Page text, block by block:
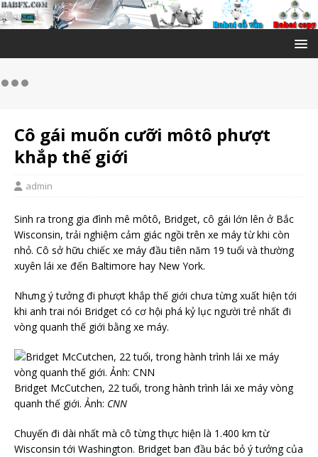
Cô gái muốn cưỡi môtô phượt
khắp thế giới
admin
Sinh ra trong gia đình mê môtô, Bridget, cô gái lớn lên ở Bắc
Wisconsin, trải nghiệm cảm giác ngồi trên xe máy từ khi còn
nhỏ. Cô sở hữu chiếc xe máy đầu tiên năm 19 tuổi và thường
xuyên lái xe đến Baltimore hay New York.
Nhưng ý tưởng đi phượt khắp thế giới chưa từng xuất hiện tới
khi anh trai nói Bridget có cơ hội phá kỷ lục người trẻ nhất đi
vòng quanh thế giới bằng xe máy.
Bridget McCutchen, 22 tuổi, trong hành trình lái xe máy vòng
quanh thế giới. Ảnh: CNN
Chuyến đi dài nhất mà cô từng thực hiện là 1.400 km từ
Wisconsin tới Washington. Bridget ban đầu bác bỏ ý tưởng của